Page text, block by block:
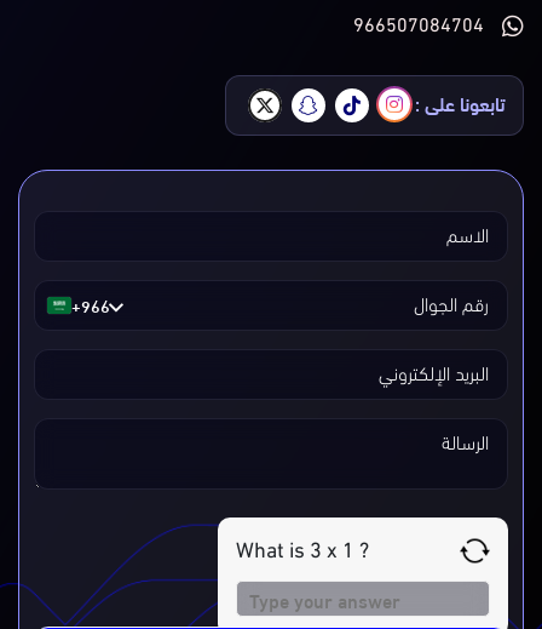
966507084704
تابعونا على :
الاسم
+966 رقم الجوال
البريد الإلكتروني
الرسالة
What is 3 x 1 ?
Answer
for